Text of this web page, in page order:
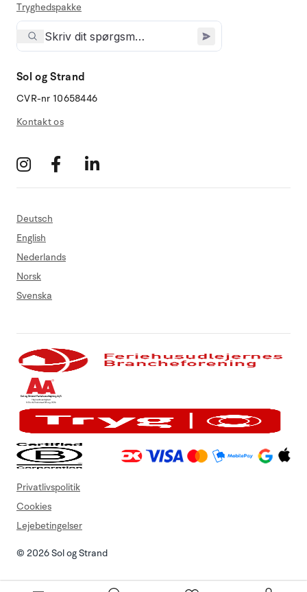
Tryghedspakke
Sol og Strand
CVR-nr 10658446
Kontakt os
Deutsch
English
Nederlands
Norsk
Svenska
© 2026 Sol og Strand
Privatlivspolitik
Cookies
Lejebetingelser